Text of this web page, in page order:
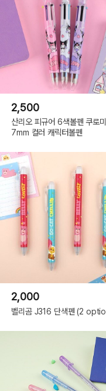
2,500
산리오 피규어 6색볼펜 쿠로
7mm 컬러 캐릭터볼펜
2,000
벨리곰 J316 단색펜 (2